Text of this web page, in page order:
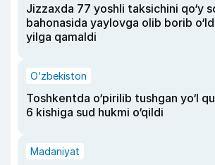
Jizzaxda 77 yoshli taksichini qo‘y
bahonasida yaylovga olib borib
yilga qamaldi
O‘zbekiston
Toshkentda o‘pirilib tushgan yo‘l
6 kishiga sud hukmi o‘qildi
Madaniyat